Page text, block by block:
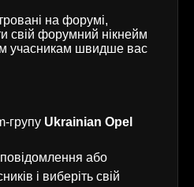
на форумі,
свій форумний нікнейм
учасникам швидше вас
групу Ukrainian Opel
або
і виберіть свій